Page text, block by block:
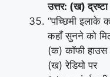
उत्तर: (ख)
“पच्छिमी इलाके
कहाँ सुनने को
(क) कॉफी हाउस
(ख) रेडियो पर